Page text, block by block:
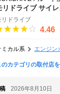
リドライブ サイ
リドライブ
4.46
ミカル系 エンジン
のカテゴリの取付店
2026年8月10日